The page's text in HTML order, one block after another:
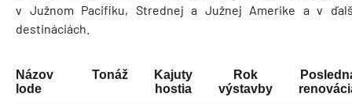
v Južnom Pacifiku, Strednej a Južnej Amerike a v
destináciách.
Názov
lode
Tonáž
Kajuty
hostia
Rok
výstavby